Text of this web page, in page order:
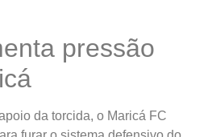
pressão
da torcida, o Maricá FC